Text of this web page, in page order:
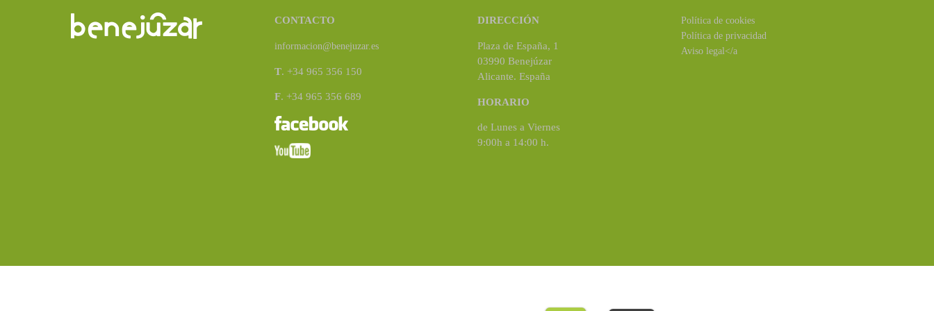
CONTACTO
informacion@benejuzar.es
T. +34 965 356 150
F. +34 965 356 689
DIRECCIÓN
Plaza de España, 1
03990 Benejúzar
Alicante. España
HORARIO
de Lunes a Viernes
9:00h a 14:00 h.
Política de cookies
Política de privacidad
Aviso legal</a
. Todos los derechos reservados